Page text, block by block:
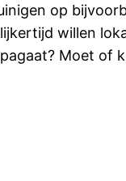
op
willen
Moet of